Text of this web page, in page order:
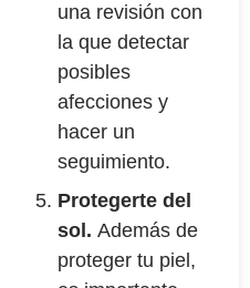
una revisión con
la que detectar
posibles
afecciones y
hacer un
seguimiento.
Protegerte del
sol. Además de
proteger tu piel,